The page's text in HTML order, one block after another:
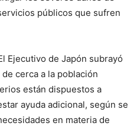
públicos que sufren
Ejecutivo de Japón subrayó
cerca a la población
están dispuestos a
ayuda adicional, según se
en materia de